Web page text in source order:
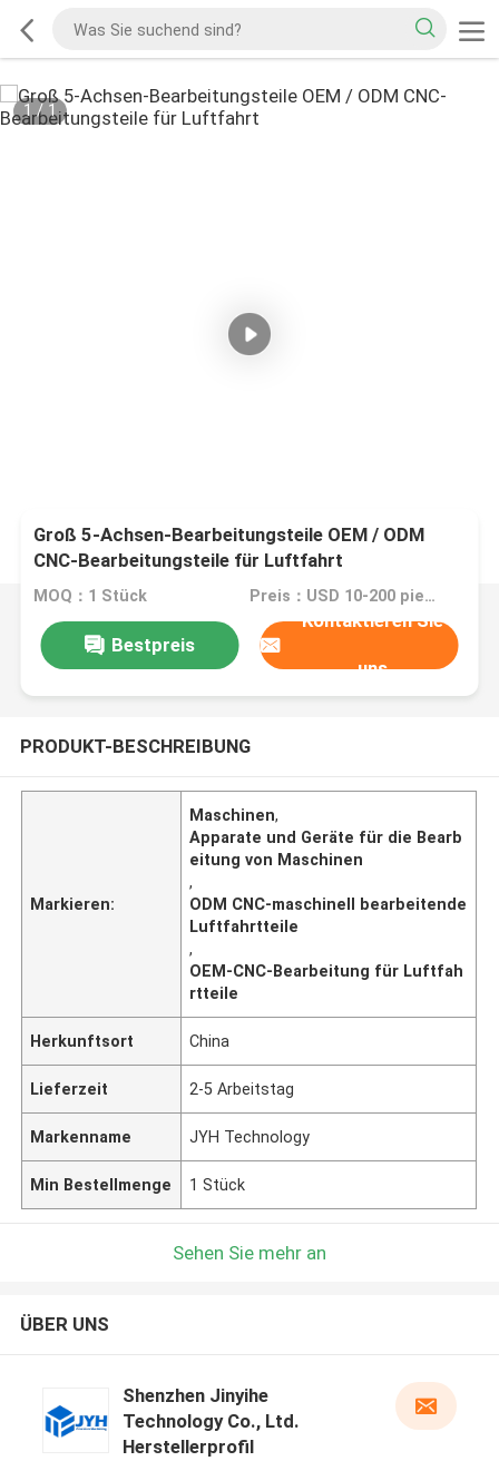
1 /1
Groß 5-Achsen-Bearbeitungsteile OEM / ODM
CNC-Bearbeitungsteile für Luftfahrt
MOQ：1 Stück Preis：USD 10-200 pieces
Bestpreis
Kontaktieren Sie
uns
PRODUKT-BESCHREIBUNG
Markieren:
Maschinen,
Apparate und Geräte für die Bearb
eitung von Maschinen
,
ODM CNC-maschinell bearbeitende
Luftfahrtteile
,
OEM-CNC-Bearbeitung für Luftfah
rtteile
Herkunftsort China
Lieferzeit 2-5 Arbeitstag
Markenname JYH Technology
Min Bestellmenge 1 Stück
Sehen Sie mehr an
ÜBER UNS
Shenzhen Jinyihe
Technology Co., Ltd.
Herstellerprofil